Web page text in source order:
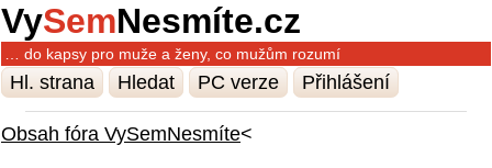
VySemNesmíte.cz
… do kapsy pro muže a ženy, co mužům rozumí
Hl. strana Hledat PC verze Přihlášení
Obsah fóra VySemNesmíte<